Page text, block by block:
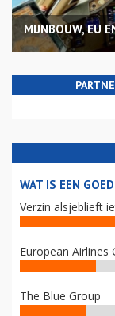
MIJNBOUW, EU
WAT IS EEN
Verzin alsjeblieft
European Airlines
The Blue Group